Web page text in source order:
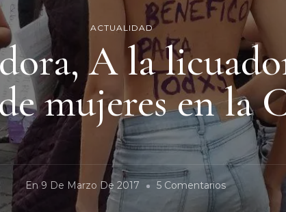
ACTUALIDAD
A la
mujeres en la
En 9 De Marzo De 2017 5 ComentariosEn
“¡Verga